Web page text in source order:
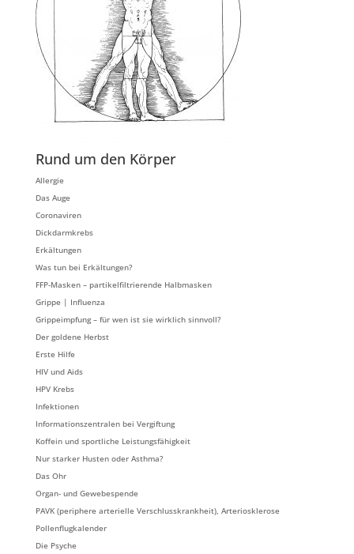
Rund um den Körper
Allergie
Das Auge
Coronaviren
Dickdarmkrebs
Erkältungen
Was tun bei Erkältungen?
FFP-Masken – partikelfiltrierende Halbmasken
Grippe | Influenza
Grippeimpfung – für wen ist sie wirklich sinnvoll?
Der goldene Herbst
Erste Hilfe
HIV und Aids
HPV Krebs
Infektionen
Informationszentralen bei Vergiftung
Koffein und sportliche Leistungsfähigkeit
Nur starker Husten oder Asthma?
Das Ohr
Organ- und Gewebespende
PAVK (periphere arterielle Verschlusskrankheit), Arteriosklerose
Pollenflugkalender
Die Psyche